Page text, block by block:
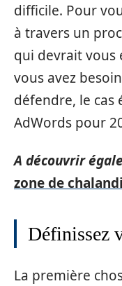
difficile. Pour
à travers un
qui devrait vous
vous avez
défendre, le cas
AdWords pour
A découvrir
zone de
Définissez
La première